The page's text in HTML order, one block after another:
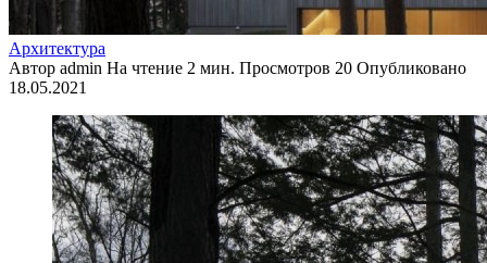
Архитектура
Автор admin На чтение 2 мин. Просмотров 20 Опубликовано
18.05.2021